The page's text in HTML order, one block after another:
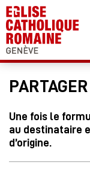
Une fois le
au destinataire
d’origine.